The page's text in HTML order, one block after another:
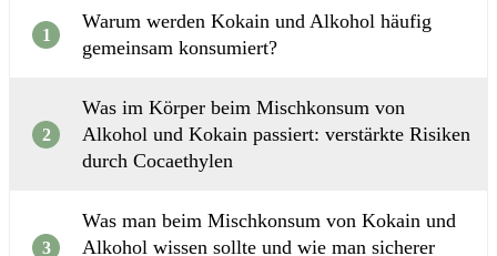
1
Warum werden Kokain und Alkohol häufig
gemeinsam konsumiert?
2
Was im Körper beim Mischkonsum von
Alkohol und Kokain passiert: verstärkte Risiken
durch Cocaethylen
3
Was man beim Mischkonsum von Kokain und
Alkohol wissen sollte und wie man sicherer